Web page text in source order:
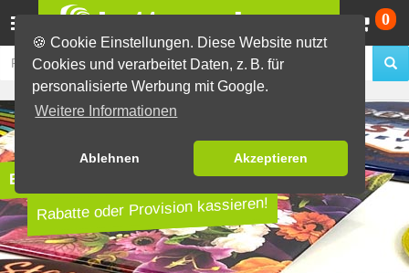
🍪 Cookie Einstellungen. Diese Website nutzt
Cookies und verarbeitet Daten, z. B. für
personalisierte Werbung mit Google.
Weitere Informationen
Ablehnen Akzeptieren
0
EXKLUSIV für Wiederverkäufer
Rabatte oder Provision kassieren!